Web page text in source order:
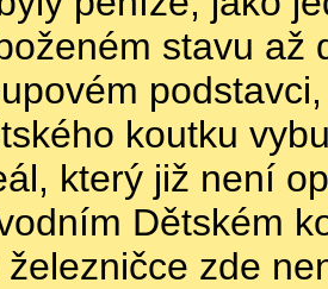
stavu až
koutku
který již není
Dětském
železničce zde